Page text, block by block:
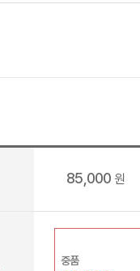
85,000 원
중품